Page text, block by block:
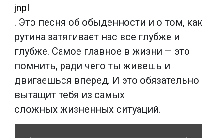
jnpl
. Это песня об обыденности и о том, как
рутина затягивает нас все глубже и
глубже. Самое главное в жизни — это
помнить, ради чего ты живешь и
двигаешься вперед. И это обязательно
вытащит тебя из самых
сложных жизненных ситуаций.